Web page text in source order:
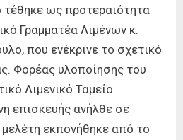
τέθηκε ως προτεραιότητα
Γραμματέα Λιμένων κ.
που ενέκρινε το σχετικό
Φορέας υλοποίησης του
Λιμενικό Ταμείο
επισκευής ανήλθε σε
εκπονήθηκε από το